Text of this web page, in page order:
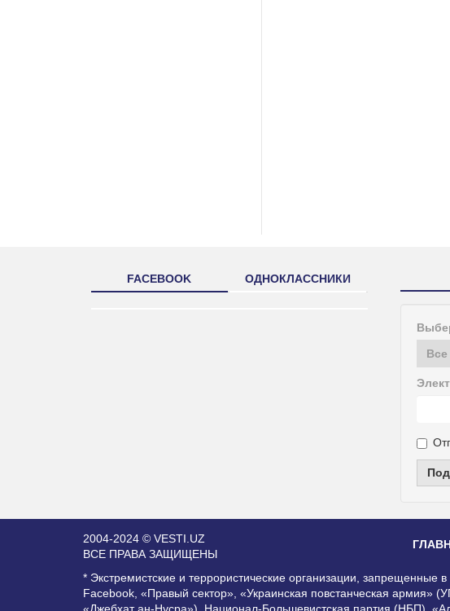
FACEBOOK ОДНОКЛАССНИКИ
2004-2024 © VESTI.UZ
ВСЕ ПРАВА ЗАЩИЩЕНЫ
* Экстремистские и террористические организации,
Facebook, «Правый сектор», «Украинская повстанческая
«Джебхат ан-Нусра»), Национал-Большевистская партия (НБП),